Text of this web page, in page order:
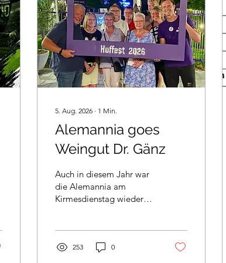
5. Aug. 2026 ∙ 1 Min.
Alemannia goes
Weingut Dr. Gänz
Auch in diesem Jahr war
die Alemannia am
Kirmesdienstag wieder
Gast. Die Veranstaltung
253 0